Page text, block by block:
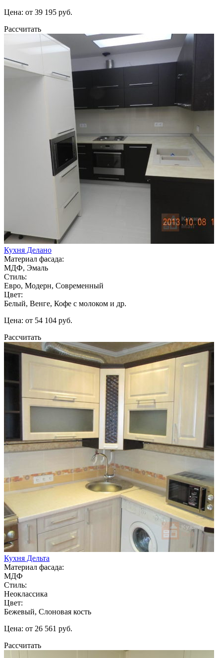
Цена: от 39 195 руб.
Рассчитать
Кухня Делано
Материал фасада:
МДФ, Эмаль
Стиль:
Евро, Модерн, Современный
Цвет:
Белый, Венге, Кофе с молоком и др.
Цена: от 54 104 руб.
Рассчитать
Кухня Дельта
Материал фасада:
МДФ
Стиль:
Неоклассика
Цвет:
Бежевый, Слоновая кость
Цена: от 26 561 руб.
Рассчитать